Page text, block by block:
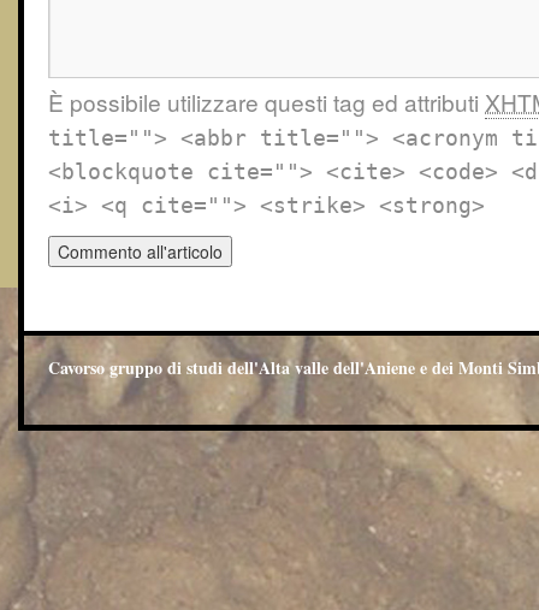
È possibile utilizzare questi tag ed attributi
title=""> <abbr title=""> <acronym
<blockquote cite=""> <cite> <code>
<i> <q cite=""> <strike> <strong>
Cavorso gruppo di studi dell'Alta valle dell'Aniene e dei Monti